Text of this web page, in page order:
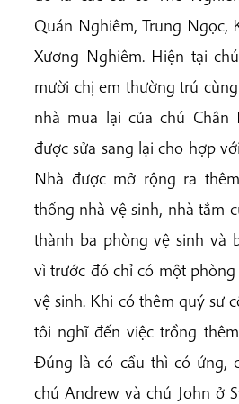
Quán Nghiêm, Trung Ngọc,
Xương Nghiêm. Hiện tại
mười chị em thường trú
nhà mua lại của chú Chân
được sửa sang lại cho hợp
Nhà được mở rộng ra
thống nhà vệ sinh, nhà tắm
thành ba phòng vệ sinh và
vì trước đó chỉ có một
vệ sinh. Khi có thêm quý sư
tôi nghĩ đến việc trồng
Đúng là có cầu thì có ứng,
chú Andrew và chú John ở